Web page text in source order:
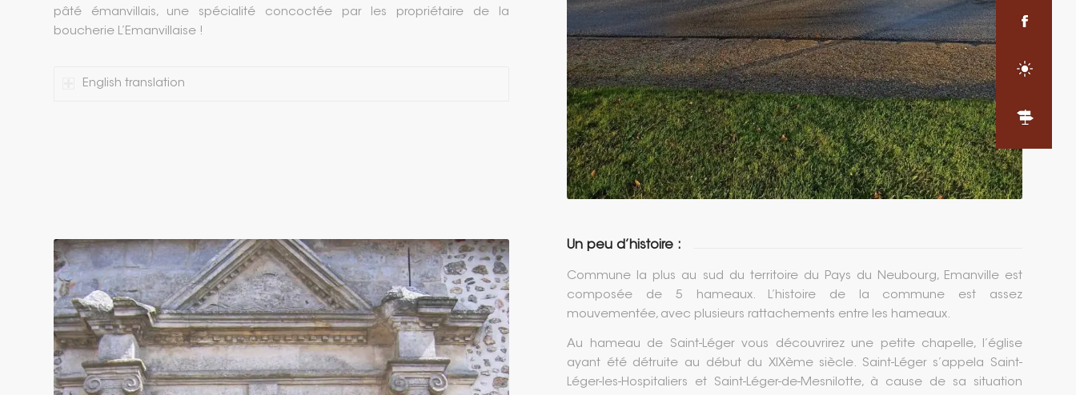
pâté émanvillais, une spécialité concoctée par les propriétaire de la
boucherie L’Emanvillaise !
English translation
Un peu d’histoire :
Commune la plus au sud du territoire du Pays du Neubourg, Emanville est
composée de 5 hameaux. L’histoire de la commune est assez
mouvementée, avec plusieurs rattachements entre les hameaux.
Au hameau de Saint-Léger vous découvrirez une petite chapelle, l’église
ayant été détruite au début du XIXème siècle. Saint-Léger s’appela Saint-
Léger-les-Hospitaliers et Saint-Léger-de-Mesnilotte, à cause de sa situation